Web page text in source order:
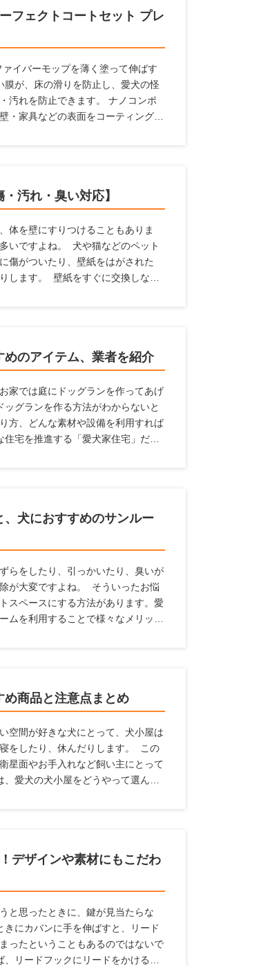
フェクトコートセット プレ
イバーモップを薄く塗って伸ばす
が、床の滑りを防止し、愛犬の怪
汚れを防止できます。 ナノコンポ
・家具などの表面をコーティング。
汚れ・臭い対応】
体を壁にすりつけることもありま
いですよね。 犬や猫などのペット
傷がついたり、壁紙をはがされた
します。 壁紙をすぐに交換しなく
のアイテム、業者を紹介
家では庭にドッグランを作ってあげ
グランを作る方法がわからないと
方、どんな素材や設備を利用すれば
宅を推進する「愛犬家住宅」だか
犬におすすめのサンルー
らをしたり、引っかいたり、臭いが
が大変ですよね。 そういったお悩
スペースにする方法があります。愛
ムを利用することで様々なメリット
商品と注意点まとめ
空間が好きな犬にとって、犬小屋は
をしたり、休んだりします。 この
星面やお手入れなど飼い主にとって
愛犬の犬小屋をどうやって選んだ
デザインや素材にもこだわ
と思ったときに、鍵が見当たらな
にカバンに手を伸ばすと、リード
ったということもあるのではないで
リードフックにリードをかけるこ